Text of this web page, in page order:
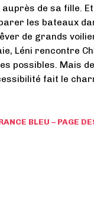
de sa fille.
les bateaux
de grands
Léni rencontre
possibles. Mais
fait le
BLEU – PAGE